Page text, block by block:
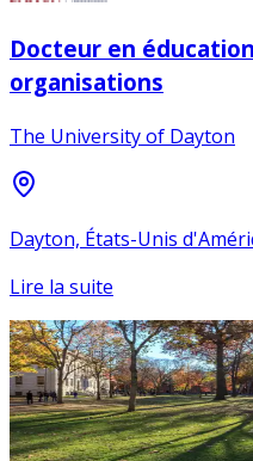
Docteur en
organisations
The University of Dayton
Dayton, États-Unis
Lire la suite